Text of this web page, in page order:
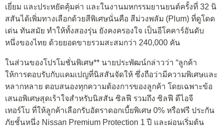
เยี่ยม และประหยัดคุ้มค่า และในงานมหกรรมยานยนต์ครั้งที่ 32 นิ
สสันได้เพิ่มทางเลือกด้วยสีพิเศษนั่นคือ สีม่วงพลัม (Plum) ที่ดูโดด
เด่น ทันสมัย ทำให้ทั้งสองรุ่น ยังคงครองใจ เป็นอีโคคาร์อันดับ
หนึ่งของไทย ด้วยยอดขายรวมสะสมกว่า 240,000 คัน
ในส่วนของโปรโมชั่นพิเศษ** นายประพัฒน์กล่าวว่า “ลูกค้า
ให้การตอบรับกับแคมเปญที่นิสสันจัดให้ ซึ่งถือว่ามีความพิเศษและ
หลากหลาย ตอบสนองทุกความต้องการของลูกค้า โดยเฉพาะข้อ
เสนอพิเศษสุดเร้าใจสำหรับนิสสัน ซิลฟี รวมถึง ซิลฟี ดีไอจี
เทอร์โบ ที่ให้ลูกค้าเลือกรับอัตราดอกเบี้ยพิเศษ 0% หรือฟรี ประกัน
ภัยชั้นหนึ่ง Nissan Premium Protection 1 ปี และผ่อนเริ่มต้น